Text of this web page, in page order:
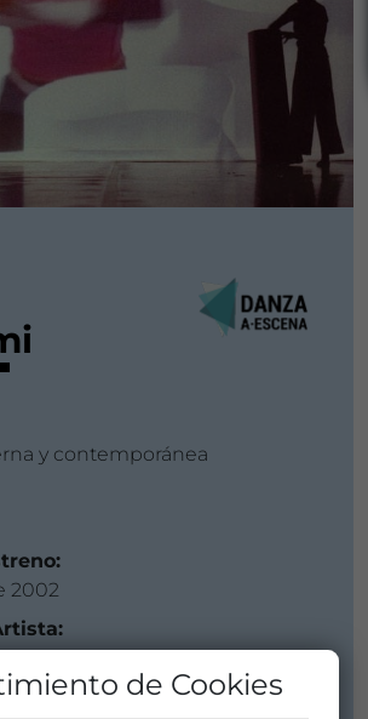
y contemporánea
2002
- cia. Mudances
de Cookies